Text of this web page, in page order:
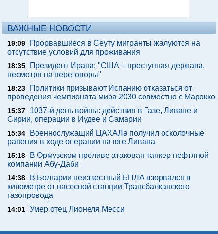
ВАЖНЫЕ НОВОСТИ
19:09
Прорвавшиеся в Сеуту мигранты жалуются на
отсутствие условий для проживания
18:35
Президент Ирана: "США – преступная держава,
несмотря на переговоры"
18:23
Политики призывают Испанию отказаться от
проведения чемпионата мира 2030 совместно с Марокко
15:37
1037-й день войны: действия в Газе, Ливане и
Сирии, операции в Иудее и Самарии
15:34
Военнослужащий ЦАХАЛа получил осколочные
ранения в ходе операции на юге Ливана
15:18
В Ормузском проливе атакован танкер нефтяной
компании Абу-Даби
14:38
В Болгарии неизвестный БПЛА взорвался в
километре от насосной станции Трансбалканского
газопровода
14:01 Умер отец Лионеля Месси